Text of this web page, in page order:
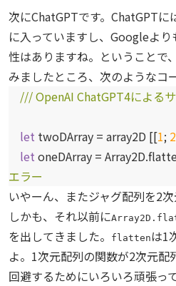
次にChatGPTです。ChatGPT
に入っていますし、Googleよ
性はありますね。ということで
みましたところ、次のようなコ
/// OpenAI ChatGPT4による
let twoDArray = array2D [[1; 2
let oneDArray =
エラー
いやーん、またジャグ配列を2
しかも、それ以前に
を出してきました。
flattenは1
よ。1次元配列の関数が2次元配
回避するためにいろいろ頑張っ